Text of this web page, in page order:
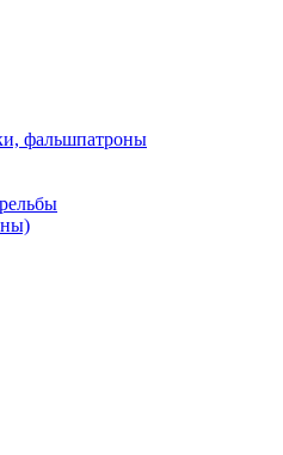
фальшпатроны